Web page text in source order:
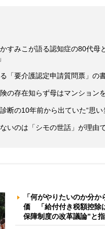
かすみこが語る認知症の80代
「要介護認定申請質問票」の
の存在知らず母はマンション
の10年前から出ていた“思い
いのは「シモの世話」が理由
「何がやりたいのか分
価 「給付付き税額控除
保障制度の改革議論”と